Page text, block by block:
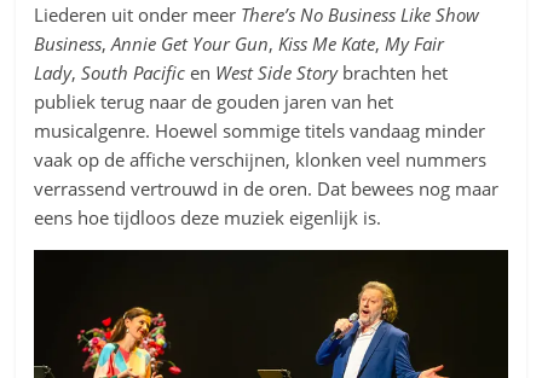
Liederen uit onder meer There’s No Business Like Show
Business,Annie Get Your Gun,Kiss Me Kate,My Fair
Lady,South Pacific en West Side Storybrachten het
publiek terug naar de gouden jaren van het
musicalgenre. Hoewel sommige titels vandaag minder
vaak op de affiche verschijnen, klonken veel nummers
verrassend vertrouwd in de oren. Dat bewees nog maar
eens hoe tijdloos deze muziek eigenlijk is.